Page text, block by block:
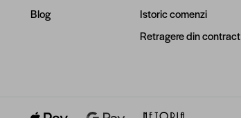
Blog
Istoric comenzi
Retragere din contract